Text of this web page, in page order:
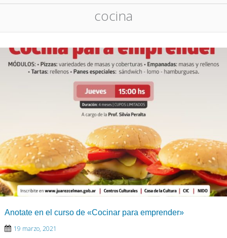
cocina
Anotate en el curso de «Cocinar para emprender»
19 marzo, 2021